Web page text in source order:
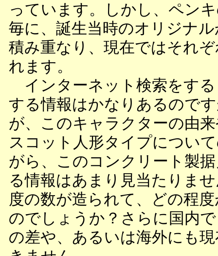
っています。しかし、ペン
毎に、誕生当時のオリジナ
積み重なり、現在ではそれ
れます。
インターネット検索をす
する情報はかなりあるので
が、このキャラクターの由
スコット人形タイプについ
がら、このコンクリート製
る情報はあまり見当たりま
度の数が造られて、どの程
のでしょうか？さらに国内
の差や、あるいは海外にも